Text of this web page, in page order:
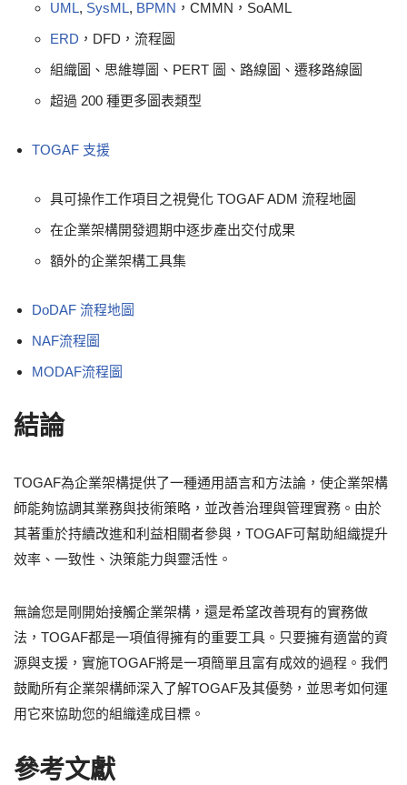
UML, SysML, BPMN ，CMMN，SoAML
ERD ，DFD，流程圖
組織圖、思維導圖、PERT 圖、路線圖、遷移路線圖
超過 200 種更多圖表類型
TOGAF 支援
具可操作工作項目之視覺化 TOGAF ADM 流程地圖
在企業架構開發週期中逐步產出交付成果
額外的企業架構工具集
DoDAF 流程地圖
NAF流程圖
MODAF流程圖
結論
TOGAF為企業架構提供了一種通用語言和方法論，使企業架構
師能夠協調其業務與技術策略，並改善治理與管理實務。由於
其著重於持續改進和利益相關者參與，TOGAF可幫助組織提升
效率、一致性、決策能力與靈活性。
無論您是剛開始接觸企業架構，還是希望改善現有的實務做
法，TOGAF都是一項值得擁有的重要工具。只要擁有適當的資
源與支援，實施TOGAF將是一項簡單且富有成效的過程。我們
鼓勵所有企業架構師深入了解TOGAF及其優勢，並思考如何運
用它來協助您的組織達成目標。
參考文獻